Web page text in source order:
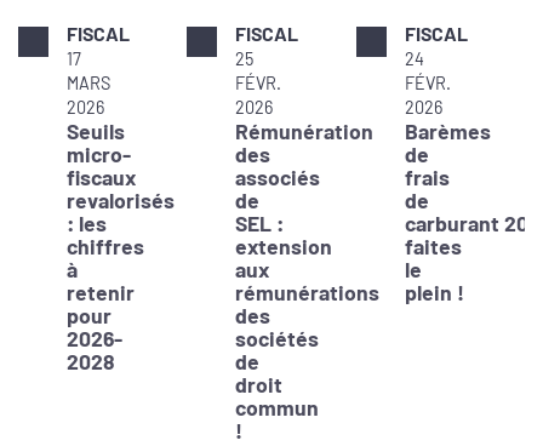
FISCAL
17
MARS
2026
Seuils
micro-
fiscaux
revalorisés
: les
chiffres
à
retenir
pour
2026-
2028
FISCAL
25
FÉVR.
2026
Rémunération
des
associés
de
SEL :
extension
aux
rémunérations
des
sociétés
de
droit
commun
!
FISCAL
24
FÉVR.
2026
Barèmes
de
frais
de
carburant
faites
le
plein !